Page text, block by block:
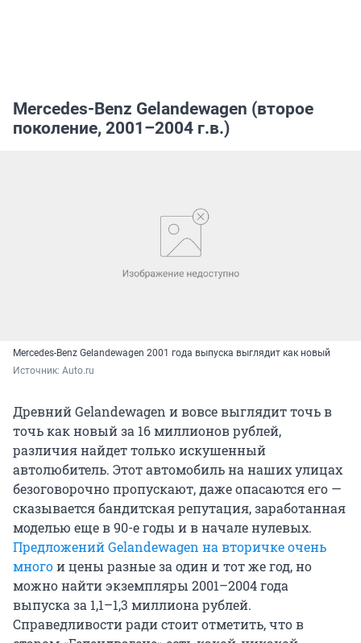
Mercedes-Benz Gelandewagen (второе
поколение, 2001–2004 г.в.)
Mercedes-Benz Gelandewagen 2001 года выпуска выглядит как новый
Источник: Auto.ru
Древний Gelandewagen и вовсе выглядит точь в
точь как новый за 16 миллионов рублей,
различия найдет только искушенный
автолюбитель. Этот автомобиль на наших улицах
безоговорочно пропускают, даже опасаются его —
сказывается бандитская репутация, заработанная
моделью еще в 90-е годы и в начале нулевых.
Предложений Gelandewagen на вторичке очень
многои цены разные за один и тот же год, но
можно найти экземпляры 2001–2004 года
выпуска за 1,1–1,3 миллиона рублей.
Справедливости ради стоит отметить, что в